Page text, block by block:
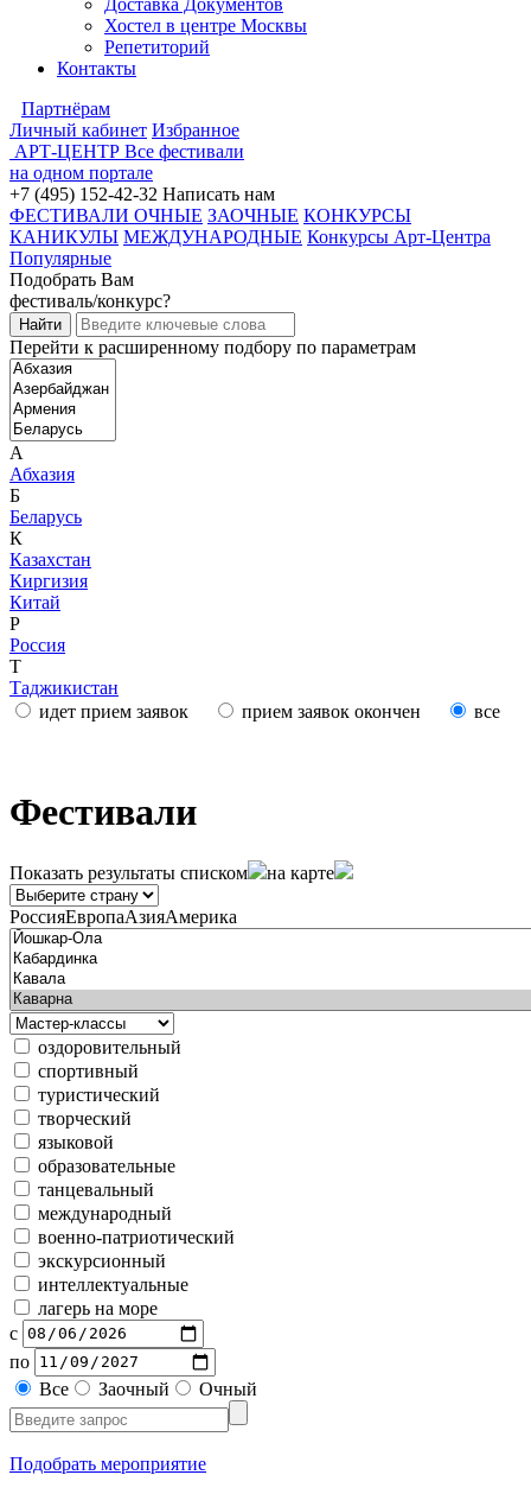
Доставка Документов
Хостел в центре Москвы
Репетиторий
Контакты
Партнёрам
Личный кабинет Избранное
АРТ-ЦЕНТР Все фестивали
на одном портале
+7 (495) 152-42-32 Написать нам
ФЕСТИВАЛИ ОЧНЫЕ ЗАОЧНЫЕ КОНКУРСЫ
КАНИКУЛЫ МЕЖДУНАРОДНЫЕ Конкурсы Арт-Центра
Популярные
Подобрать Вам
фестиваль/конкурс?
Перейти к расширенному подбору по параметрам
А
Абхазия
Б
Беларусь
К
Казахстан
Киргизия
Китай
Р
Россия
Т
Таджикистан
идет прием заявок
прием заявок окончен все
Фестивали
Показать результаты списком на карте
РоссияЕвропаАзияАмерика
оздоровительный
спортивный
туристический
творческий
языковой
образовательные
танцевальный
международный
военно-патриотический
экскурсионный
интеллектуальные
лагерь на море
с
по
Все
Заочный Очный
Подобрать мероприятие